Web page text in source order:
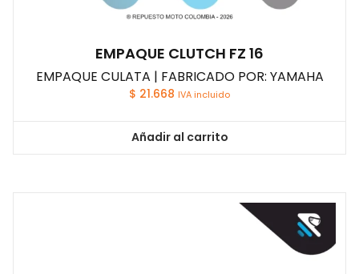
EMPAQUE CLUTCH FZ 16
EMPAQUE CULATA | FABRICADO POR: YAMAHA
$ 21.668 IVA incluido
Añadir al carrito